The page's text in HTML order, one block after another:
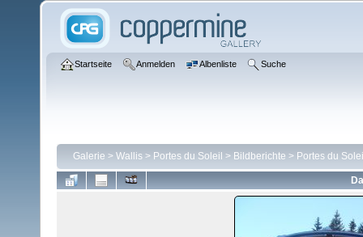
Startseite Anmelden Albenliste Suche
Galerie > Wallis > Portes du Soleil > Bildberichte > Portes du